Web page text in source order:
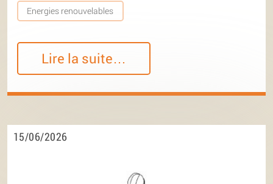
Energies renouvelables
Lire la suite…
15/06/2026